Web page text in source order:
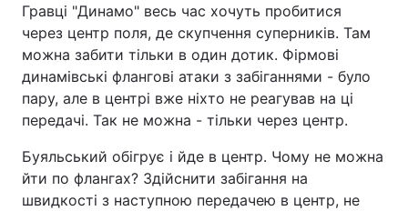
Гравці "Динамо" весь час хочуть пробитися
через центр поля, де скупчення суперників. Там
можна забити тільки в один дотик. Фірмові
динамівські флангові атаки з забіганнями - було
пару, але в центрі вже ніхто не реагував на ці
передачі. Так не можна - тільки через центр.
Буяльський обігрує і йде в центр. Чому не можна
йти по флангах? Здійснити забігання на
швидкості з наступною передачею в центр, не